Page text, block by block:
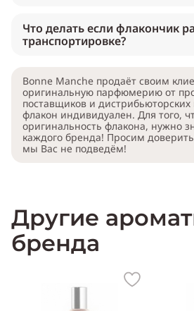
Что делать если флакончик
транспортировке?
Bonne Manche продаёт своим
оригинальную парфюмерию от
поставщиков и
флакон индивидуален. Для того,
оригинальность флакона, нужно
каждого бренда! Просим
мы Вас не подведём!
Другие
бренда